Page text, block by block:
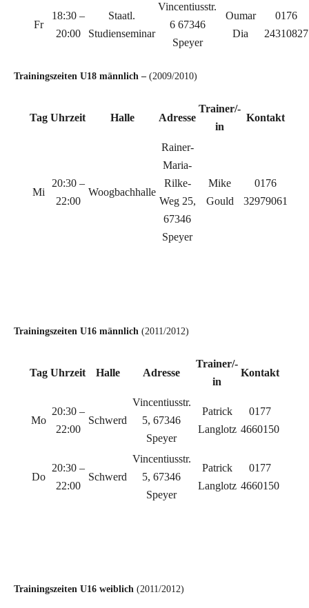
Fr
18:30 –
20:00
Staatl.
Studienseminar
Vincentiusstr.
6 67346
Speyer
Oumar
Dia
0176
24310827
Trainingszeiten U18 männlich – (2009/2010)
Tag Uhrzeit Halle Adresse
Trainer/-
in
Kontakt
Mi
20:30 –
22:00
Woogbachhalle
Rainer-
Maria-
Rilke-
Weg 25,
67346
Speyer
Mike
Gould
0176
32979061
Trainingszeiten U16 männlich (2011/2012)
Tag Uhrzeit Halle Adresse
Trainer/-
in
Kontakt
Mo
20:30 –
22:00
Schwerd
Vincentiusstr.
5, 67346
Speyer
Patrick
Langlotz
0177
4660150
Do
20:30 –
22:00
Schwerd
Vincentiusstr.
5, 67346
Speyer
Patrick
Langlotz
0177
4660150
Trainingszeiten U16 weiblich (2011/2012)